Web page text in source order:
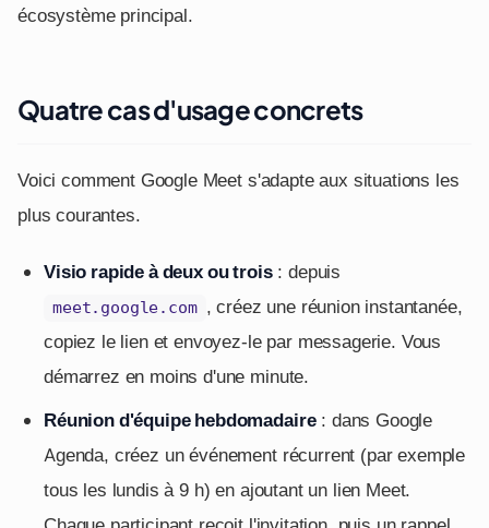
écosystème principal.
Quatre cas d'usage concrets
Voici comment Google Meet s'adapte aux situations les
plus courantes.
Visio rapide à deux ou trois: depuis
meet.google.com , créez une réunion instantanée,
copiez le lien et envoyez-le par messagerie. Vous
démarrez en moins d'une minute.
Réunion d'équipe hebdomadaire: dans Google
Agenda, créez un événement récurrent (par exemple
tous les lundis à 9 h) en ajoutant un lien Meet.